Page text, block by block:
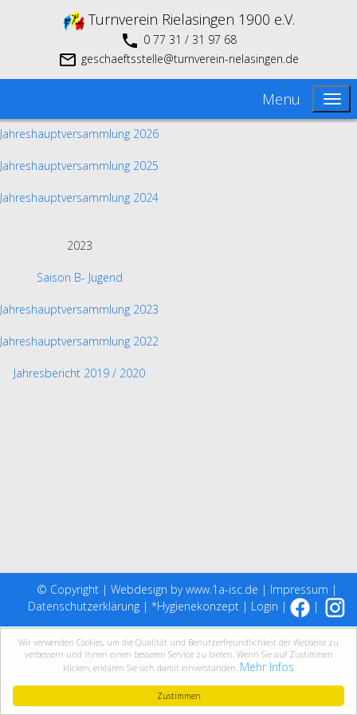
Zustimmen
Wir verwenden Cookies, um die Qualität und Benutzerfreundlichkeit der Webseite zu
verbessern und Ihnen einen besseren Service zu bieten. Wenn Sie auf Zustimmen
klicken, erklären Sie sich damit einverstanden. Mehr Infos
Turnverein Rielasingen 1900 e.V.
0 77 31 / 31 97 68
geschaeftsstelle@turnverein-rielasingen.de
Menu
Jahreshauptversammlung 2026
Jahreshauptversammlung 2025
Jahreshauptversammlung 2024
2023
Saison B- Jugend
Jahreshauptversammlung 2023
Jahreshauptversammlung 2022
Jahresbericht 2019 / 2020
© Copyright | Webdesign bywww.1a-isc.de | Impressum |
Datenschutzerklärung | *Hygienekonzept | Login | |